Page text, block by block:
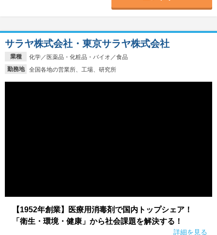
業種
化学／医薬品・化粧品・バイオ／食品
勤務地
全国各地の営業所、工場、研究所
サラヤ株式会社・東京サラヤ株式会社
【1952年創業】医療用消毒剤で国内トップシェア！
「衛生・環境・健康」から社会課題を解決する！
詳細を見る